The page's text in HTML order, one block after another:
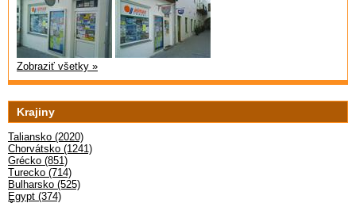
Zobraziť všetky »
Krajiny
Taliansko (2020)
Chorvátsko (1241)
Grécko (851)
Turecko (714)
Bulharsko (525)
Egypt (374)